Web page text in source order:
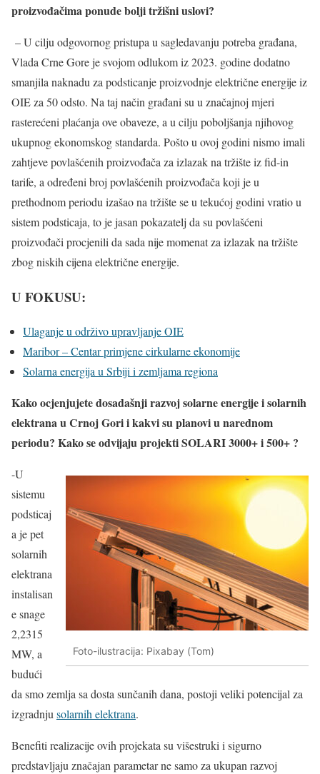
proizvođačima ponude bolji tržišni uslovi?
– U cilju odgovornog pristupa u sagledavanju potreba građana,
Vlada Crne Gore je svojom odlukom iz 2023. godine dodatno
smanjila naknadu za podsticanje proizvodnje električne energije iz
OIE za 50 odsto. Na taj način građani su u značajnoj mjeri
rasterećeni plaćanja ove obaveze, a u cilju poboljšanja njihovog
ukupnog ekonomskog standarda. Pošto u ovoj godini nismo imali
zahtjeve povlašćenih proizvođača za izlazak na tržište iz fid-in
tarife, a određeni broj povlašćenih proizvođača koji je u
prethodnom periodu izašao na tržište se u tekućoj godini vratio u
sistem podsticaja, to je jasan pokazatelj da su povlašćeni
proizvođači procjenili da sada nije momenat za izlazak na tržište
zbog niskih cijena električne energije.
U FOKUSU:
Ulaganje u održivo upravljanje OIE
Maribor – Centar primjene cirkularne ekonomije
Solarna energija u Srbiji i zemljama regiona
Kako ocjenjujete dosadašnji razvoj solarne energije i solarnih
elektrana u Crnoj Gori i kakvi su planovi u narednom
periodu? Kako se odvijaju projekti SOLARI 3000+ i 500+ ?
Foto-ilustracija: Pixabay (Tom)
-U
sistemu
podsticaj
a je pet
solarnih
elektrana
instalisan
e snage
2,2315
MW, a
budući
da smo zemlja sa dosta sunčanih dana, postoji veliki potencijal za
izgradnjusolarnih elektrana.
Benefiti realizacije ovih projekata su višestruki i sigurno
predstavljaju značajan parametar ne samo za ukupan razvoj